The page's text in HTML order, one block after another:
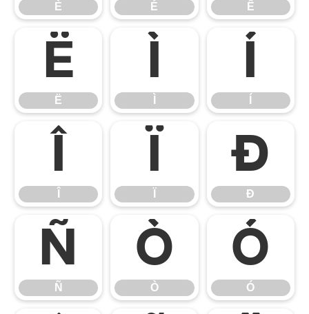
È É Ê
Ë
Ë
Ì Í
Î Ï Ð
Ð
Ñ
Ñ
Ò
Ò
Ó
Ó